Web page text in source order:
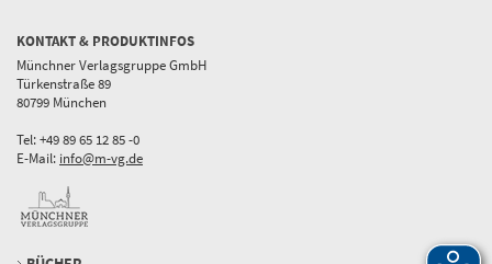
KONTAKT & PRODUKTINFOS
Münchner Verlagsgruppe GmbH
Türkenstraße 89
80799 München
Tel: +49 89 65 12 85 -0
E-Mail: info@m-vg.de